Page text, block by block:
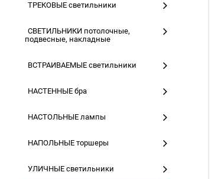
ТРЕКОВЫЕ светильники
СВЕТИЛЬНИКИ потолочные,
подвесные, накладные
ВСТРАИВАЕМЫЕ светильники
НАСТЕННЫЕ бра
НАСТОЛЬНЫЕ лампы
НАПОЛЬНЫЕ торшеры
УЛИЧНЫЕ светильники